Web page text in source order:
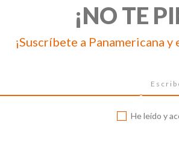
¡NO TE
¡Suscríbete a Panamericana
He leído y